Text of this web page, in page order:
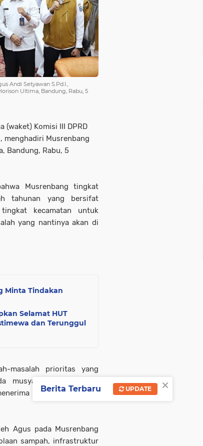
Andi Setyawan S.Pd.I.,
Ultima, Bandung, Rabu, 5
(waket) Komisi III DPRD
menghadiri Musrenbang
Bandung, Rabu, 5
Musrenbang tingkat
tahunan yang bersifat
kecamatan untuk
yang nantinya akan di
Minta Tindakan
Selamat HUT
dan Terunggul
masalah prioritas yang
musyawarah ini dapat
manfaat pelayanan
Agus pada Musrenbang
sampah, infrastruktur
×
Berita Terbaru UPDATE